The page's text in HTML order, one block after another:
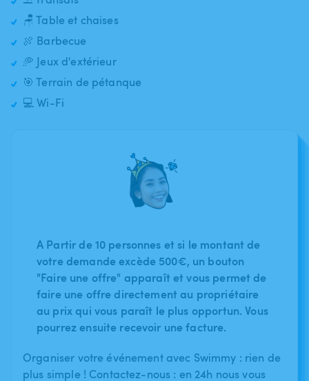
🪑 Table et chaises
🍖 Barbecue
🥏 Jeux d'extérieur
🎯 Terrain de pétanque
💻 Wi-Fi
A Partir de 10 personnes et si le montant de
votre demande excède 500€, un bouton
"Faire une offre" apparaît et vous permet de
faire une offre directement au propriétaire
au prix qui vous paraît le plus opportun. Vous
pourrez ensuite recevoir une facture.
Organiser votre événement avec Swimmy : rien de
plus simple ! Contactez-nous : en 24h nous vous